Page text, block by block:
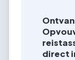
direct